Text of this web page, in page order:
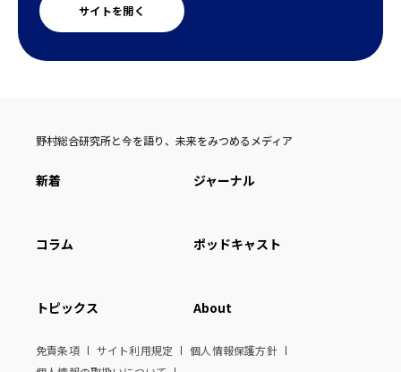
サイトを開く
野村総合研究所と今を語り、未来をみつめるメディア
新着 ジャーナル
コラム ポッドキャスト
トピックス About
免責条項 サイト利用規定
個人情報保護方針